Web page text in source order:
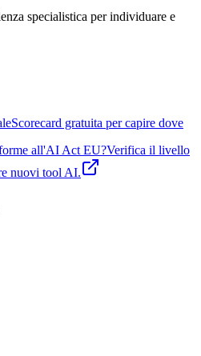
specialistica per individuare e
Scorecard gratuita per capire dove
all'AI Act EU?Verifica il livello
nuovi tool AI.